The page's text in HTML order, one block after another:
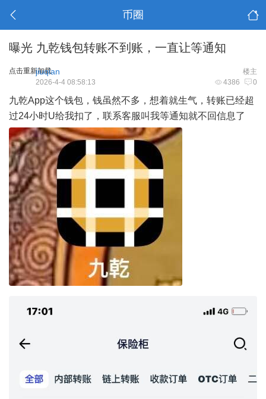
币圈
曝光 九乾钱包转账不到账，一直让等通知
点击重新加载 楼主
jiuqian
4386 0
2026-4-4 08:58:13
九乾App这个钱包，钱虽然不多，想着就生气，转账已经超
过24小时U给我扣了，联系客服叫我等通知就不回信息了